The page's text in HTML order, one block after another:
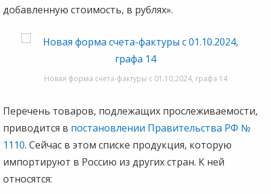
добавленную стоимость, в рублях».
Новая форма счета-фактуры с 01.10.2024, графа 14
Перечень товаров, подлежащих прослеживаемости,
приводится в постановлении Правительства РФ №
1110. Сейчас в этом списке продукция, которую
импортируют в Россию из других стран. К ней
относятся: